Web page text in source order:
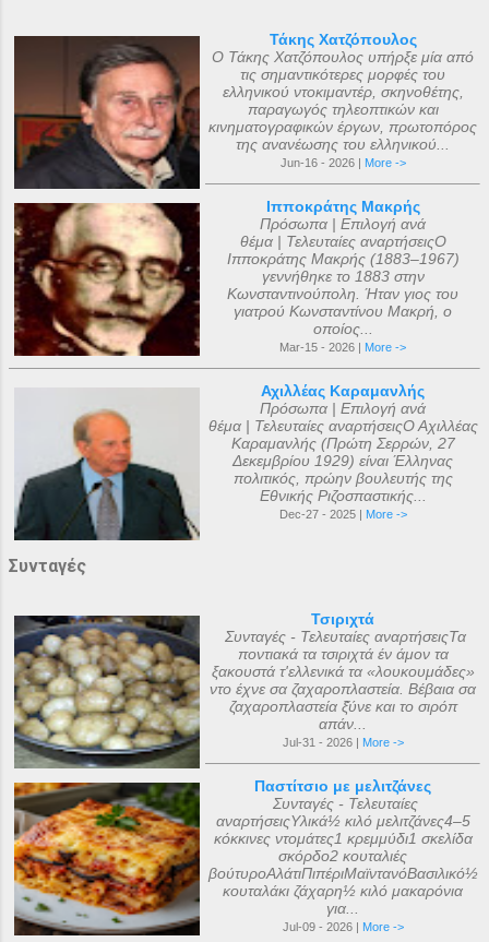
Τάκης Χατζόπουλος
Ο Τάκης Χατζόπουλος υπήρξε μία από
τις σημαντικότερες μορφές του
ελληνικού ντοκιμαντέρ, σκηνοθέτης,
παραγωγός τηλεοπτικών και
κινηματογραφικών έργων, πρωτοπόρος
της ανανέωσης του ελληνικού...
Jun-16 - 2026 | More ->
Ιπποκράτης Μακρής
Πρόσωπα | Επιλογή ανά
θέμα | Τελευταίες αναρτήσειςΟ
Ιπποκράτης Μακρής (1883–1967)
γεννήθηκε το 1883 στην
Κωνσταντινούπολη. Ήταν γιος του
γιατρού Κωνσταντίνου Μακρή, ο
οποίος...
Mar-15 - 2026 | More ->
Αχιλλέας Καραμανλής
Πρόσωπα | Επιλογή ανά
θέμα | Τελευταίες αναρτήσειςΟ Αχιλλέας
Καραμανλής (Πρώτη Σερρών, 27
Δεκεμβρίου 1929) είναι Έλληνας
πολιτικός, πρώην βουλευτής της
Εθνικής Ριζοσπαστικής...
Dec-27 - 2025 | More ->
Συνταγές
Τσιριχτά
Συνταγές - Τελευταίες αναρτήσειςΤα
ποντιακά τα τσιριχτά έν άμον τα
ξακουστά τ'ελλενικά τα «λουκουμάδες»
ντο έχνε σα ζαχαροπλαστεία. Βέβαια σα
ζαχαροπλαστεία ξ̌ύνε και το σιρόπ
απάν...
Jul-31 - 2026 | More ->
Παστίτσιο με μελιτζάνες
Συνταγές - Τελευταίες
αναρτήσειςΥλικά½ κιλό μελιτζάνες4–5
κόκκινες ντομάτες1 κρεμμύδι1 σκελίδα
σκόρδο2 κουταλιές
βούτυροΑλάτιΠιπέριΜαϊντανόΒασιλικό½
κουταλάκι ζάχαρη½ κιλό μακαρόνια
για...
Jul-09 - 2026 | More ->